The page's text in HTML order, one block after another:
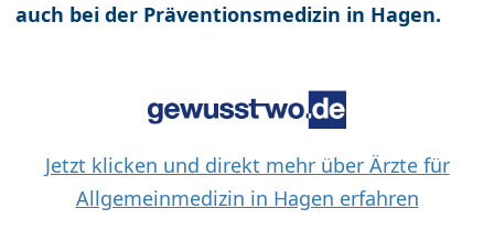
auch bei der Präventionsmedizin in Hagen.
Jetzt klicken und direkt mehr über Ärzte für
Allgemeinmedizin in Hagen erfahren